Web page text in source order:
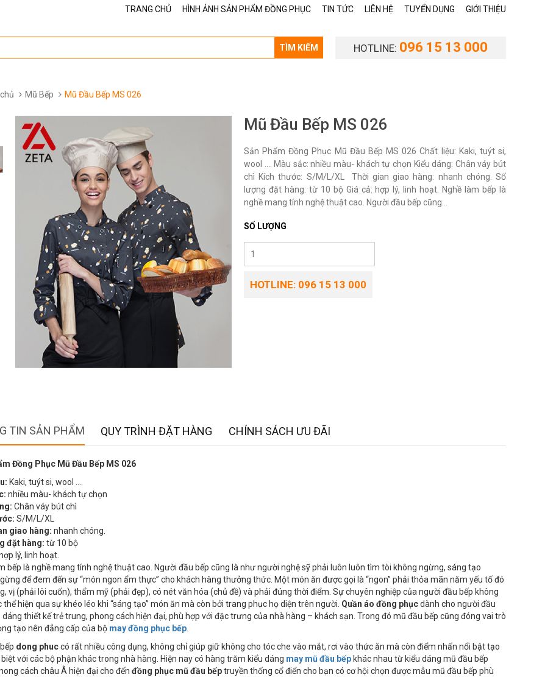
TRANG CHỦ HÌNH ẢNH SẢN PHẨM ĐỒNG PHỤC TIN TỨC LIÊN HỆ TUYỂN DỤNG GIỚI THIỆU
HOTLINE: 096 15 13 000
TÌM KIẾM
Mũ Bếp Mũ Đầu Bếp MS 026
Mũ Đầu Bếp MS 026
Sản Phẩm Đồng Phục Mũ Đầu Bếp MS 026 Chất liệu: Kaki, tuýt si,
wool …. Màu sắc: nhiều màu- khách tự chọn Kiểu dáng: Chân váy bút
chì Kích thước: S/M/L/XL Thời gian giao hàng: nhanh chóng. Số
lượng đặt hàng: từ 10 bộ Giá cả: hợp lý, linh hoạt. Nghề làm bếp là
nghề mang tính nghệ thuật cao. Người đầu bếp cũng...
SỐ LƯỢNG
HOTLINE: 096 15 13 000
TIN SẢN PHẨM QUY TRÌNH ĐẶT HÀNG CHÍNH SÁCH ƯU ĐÃI
Đồng Phục Mũ Đầu Bếp MS 026
Kaki, tuýt si, wool ….
nhiều màu- khách tự chọn
Chân váy bút chì
S/M/L/XL
giao hàng: nhanh chóng.
đặt hàng: từ 10 bộ
hợp lý, linh hoạt.
bếp là nghề mang tính nghệ thuật cao. Người đầu bếp cũng là như người nghệ sỹ phải luôn luôn tìm tòi không ngừng, sáng tạo
để đem đến sự “món ngon ẩm thực” cho khách hàng thưởng thức. Một món ăn được gọi là “ngon” phải thỏa mãn năm yếu tố đó
vị (phải lôi cuốn), thẩm mỹ (phải đẹp), có nét văn hóa (chủ đề) và phải đúng thời điểm. Sự chuyên nghiệp của người đầu bếp không
thể hiện qua sự khéo léo khi “sáng tạo” món ăn mà còn bởi trang phục họ diện trên người. Quần áo đồng phụcdành cho người đầu
dáng thiết kế trẻ trung, phong cách hiện đại, phù hợp với đặc trưng của nhà hàng – khách sạn. Trong đó mũ đầu bếp cũng đóng vai trò
tạo nên đẳng cấp của bộ may đồng phục bếp
dong phuccó rất nhiều công dụng, không chỉ giúp giữ không cho tóc che vào mắt, rơi vào thức ăn mà còn điểm nhấn nổi bật tạo
với các bộ phận khác trong nhà hàng. Hiện nay có hàng trăm kiểu dáng may mũ đầu bếp khác nhau từ kiểu dáng mũ đầu bếp
cách châu Â hiện đại cho đến đồng phục mũ đầu bếptruyền thống cổ điển cho bạn có cơ hội chọn được mẫu mũ đầu bếp phù